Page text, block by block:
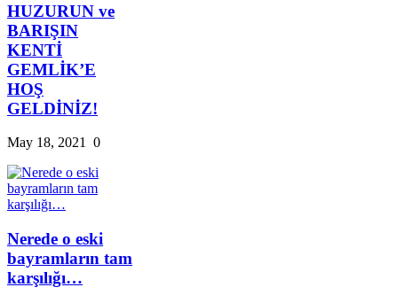
HUZURUN ve
BARIŞIN
KENTİ
GEMLİK’E
HOŞ
GELDİNİZ!
May 18, 2021 0
Nerede o eski
bayramların tam
karşılığı…